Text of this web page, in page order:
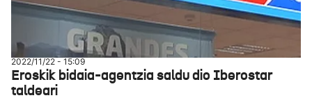
2022/11/22 - 15:09
Eroskik bidaia-agentzia saldu dio Iberostar
taldeari